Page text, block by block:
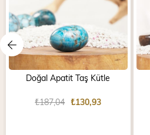
Doğal Apatit Taş Kütle
₺130,93
₺187,04